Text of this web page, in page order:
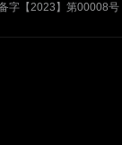
字【2023】第00008号